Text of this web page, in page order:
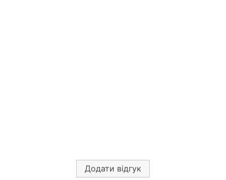
Додати відгук